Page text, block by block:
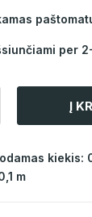
per
Į
kiekis:
m